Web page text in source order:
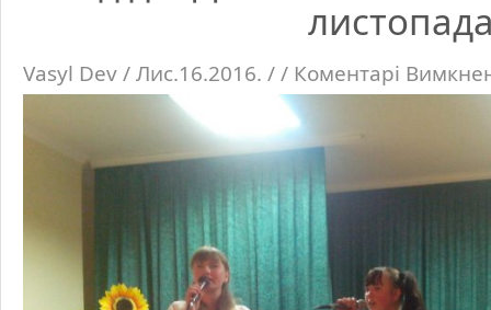
Vasyl Dev / Лис.16.2016. / / Коментарі